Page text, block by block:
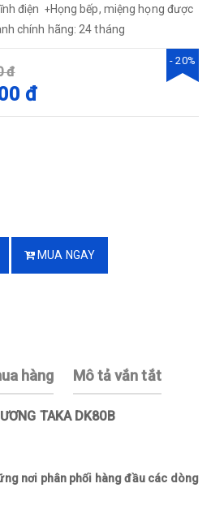
điện +Họng bếp, miệng họng được
chính hãng: 24 tháng
đ
đ
- 20%
MUA NGAY
hàng Mô tả vắn tắt
TAKA DK80B
nơi phân phối hàng đầu các dòng